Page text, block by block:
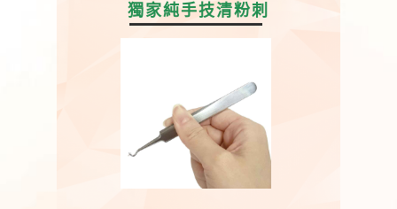
獨家純手技清粉刺